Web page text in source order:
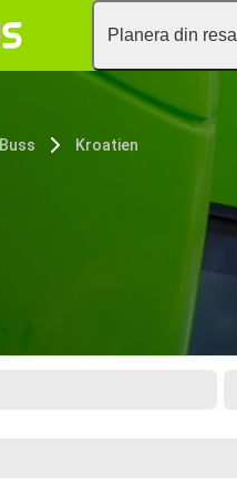
Planera din resa
Buss Kroatien